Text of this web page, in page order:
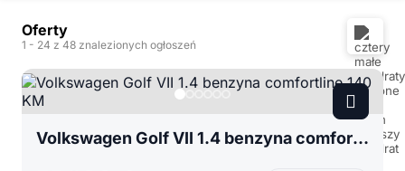
Oferty
1 - 24 z 48 znalezionych ogłoszeń
Volkswagen Golf VII 1.4 benzyna comfortline 140 KM